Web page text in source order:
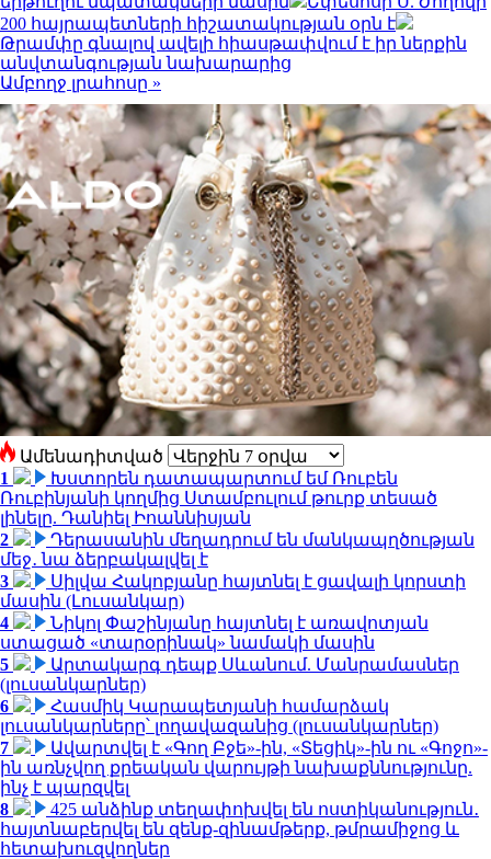
200 հայրապետների հիշատակության օրն է
Թրամփը գնալով ավելի հիասթափվում է իր ներքին
անվտանգության նախարարից
Ամբողջ լրահոսը »
Ամենադիտված
1
Խստորեն դատապարտում եմ Ռուբեն
Ռուբինյանի կողմից Ստամբուլում թուրք տեսած
լինելը. Դանիել Իոաննիսյան
2
Դերասանին մեղադրում են մանկապղծության
մեջ․ նա ձերբակալվել է
3
Սիլվա Հակոբյանը հայտնել է ցավալի կորստի
մասին (Լուսանկար)
4
Նիկոլ Փաշինյանը հայտնել է առավոտյան
ստացած «տարօրինակ» նամակի մասին
5
Արտակարգ դեպք Սևանում. Մանրամասներ
(լուսանկարներ)
6
Հասմիկ Կարապետյանի համարձակ
լուսանկարները՝ լողավազանից (լուսանկարներ)
7
Ավարտվել է «Գող Բջե»-ին, «Տեցիկ»-ին ու «Գոջո»-
ին առնչվող քրեական վարույթի նախաքննությունը.
ինչ է պարզվել
8
425 անձինք տեղափոխվել են ոստիկանություն․
հայտնաբերվել են զենք-զինամթերք, թմրամիջոց և
հետախուզվողներ